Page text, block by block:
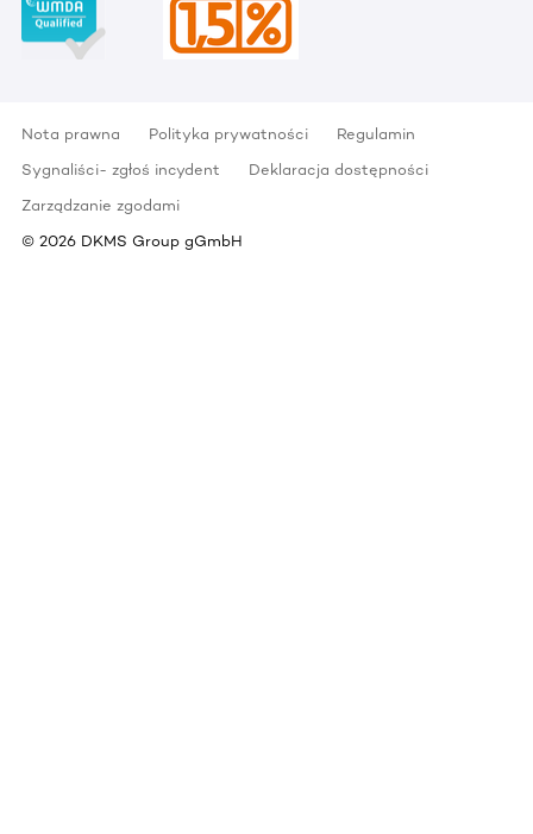
Nota prawna Polityka prywatności
Regulamin
Sygnaliści- zgłoś incydent
Deklaracja dostępności
Zarządzanie zgodami
© 2026 DKMS Group gGmbH